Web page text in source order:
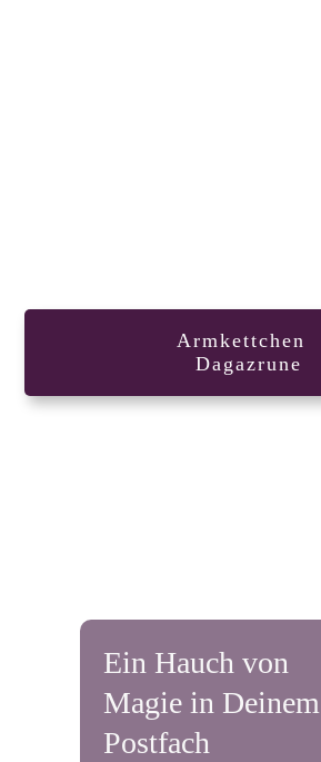
Armkettchen
Dagazrune
Ein Hauch von
Magie in Deinem
Postfach